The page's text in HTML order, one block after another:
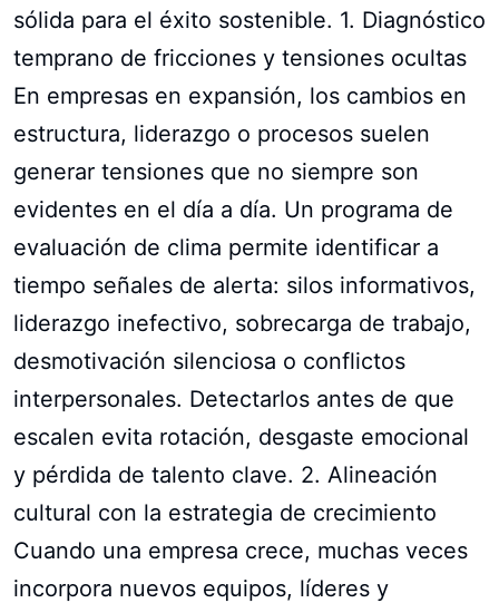
sólida para el éxito sostenible. 1. Diagnóstico
temprano de fricciones y tensiones ocultas
En empresas en expansión, los cambios en
estructura, liderazgo o procesos suelen
generar tensiones que no siempre son
evidentes en el día a día. Un programa de
evaluación de clima permite identificar a
tiempo señales de alerta: silos informativos,
liderazgo inefectivo, sobrecarga de trabajo,
desmotivación silenciosa o conflictos
interpersonales. Detectarlos antes de que
escalen evita rotación, desgaste emocional
y pérdida de talento clave. 2. Alineación
cultural con la estrategia de crecimiento
Cuando una empresa crece, muchas veces
incorpora nuevos equipos, líderes y